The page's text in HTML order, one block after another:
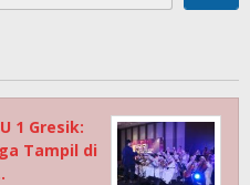
1 Gresik:
Tampil di